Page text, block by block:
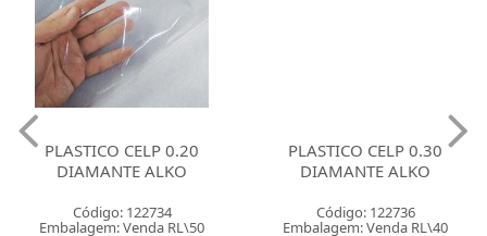
PLASTICO CELP 0.20
DIAMANTE ALKO
Código: 122734
Embalagem: Venda RL\50
PLASTICO CELP 0.30
DIAMANTE ALKO
Código: 122736
Embalagem: Venda RL\40